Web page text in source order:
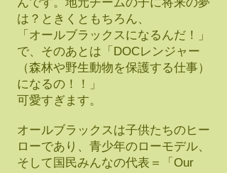
は？ときくともちろん、
「オールブラックスになるんだ！」
で、そのあとは「DOCレンジャー
（森林や野生動物を保護する仕事）
になるの！！」
可愛すぎます。
オールブラックスは子供たちのヒー
ローであり、青少年のローモデル、
そして国民みんなの代表＝「Our